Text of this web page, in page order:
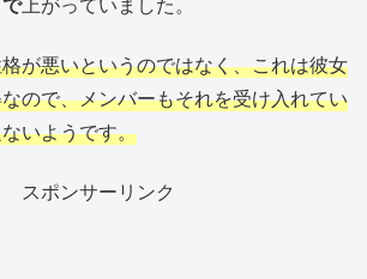
が悪いというのではなく、これは彼女
ので、メンバーもそれを受け入れてい
いようです。
スポンサーリンク